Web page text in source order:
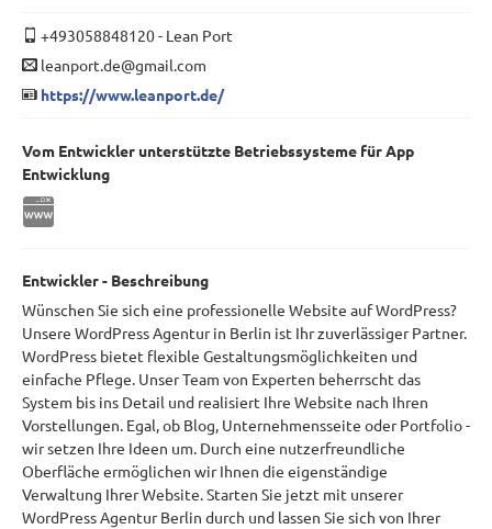
+493058848120- Lean Port
leanport.de@gmail.com
https://www.leanport.de/
Vom Entwickler unterstützte Betriebssysteme für App
Entwicklung
Entwickler - Beschreibung
Wünschen Sie sich eine professionelle Website auf WordPress?
Unsere WordPress Agentur in Berlin ist Ihr zuverlässiger Partner.
WordPress bietet flexible Gestaltungsmöglichkeiten und
einfache Pflege. Unser Team von Experten beherrscht das
System bis ins Detail und realisiert Ihre Website nach Ihren
Vorstellungen. Egal, ob Blog, Unternehmensseite oder Portfolio -
wir setzen Ihre Ideen um. Durch eine nutzerfreundliche
Oberfläche ermöglichen wir Ihnen die eigenständige
Verwaltung Ihrer Website. Starten Sie jetzt mit unserer
WordPress Agentur Berlin durch und lassen Sie sich von Ihrer